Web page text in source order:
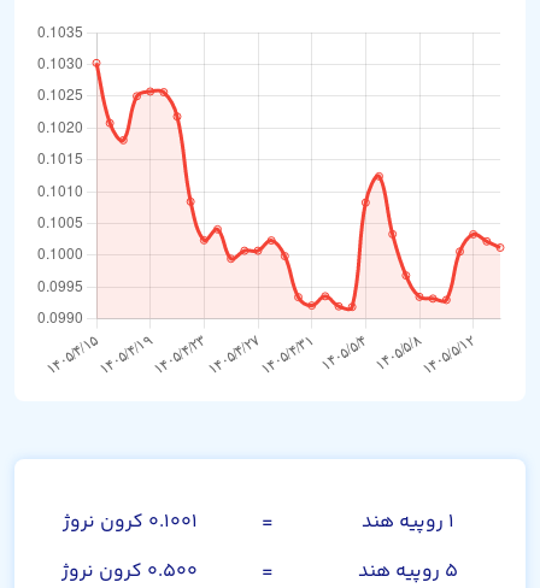
۱ روپیه هند =
۰.۱۰۰۱ کرون نروژ
۵ روپیه هند
=
۰.۵۰۰ کرون نروژ